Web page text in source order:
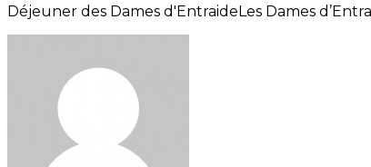
Déjeuner des Dames d'EntraideLes Dames